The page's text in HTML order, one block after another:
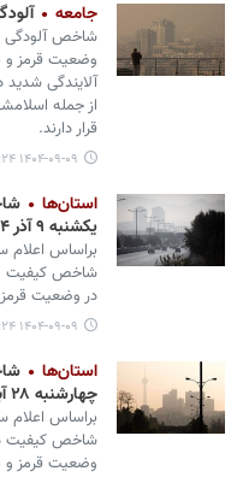
جامعه
وضعیت قرمز و
آلایندگی
از جمله
قرار دارند.
۱۴۰۴-۰۹-۰۹ ۱۱:۲۴
استان‌ها
یکشنبه ۹ آذر ۱۴۰۴
براساس اعلام
شاخص کیفیت
در وضعیت قرمز
۱۴۰۴-۰۹-۰۹ ۰۷:۲۴
استان‌ها
چهارشنبه ۲۸ آبان ۱۴۰۴
براساس اعلام
شاخص کیفیت دو
وضعیت قرمز و